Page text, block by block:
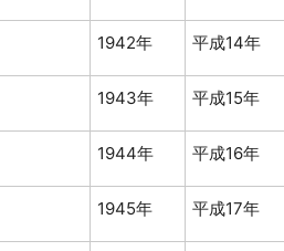
1942年 平成14年
1943年 平成15年
1944年 平成16年
1945年 平成17年